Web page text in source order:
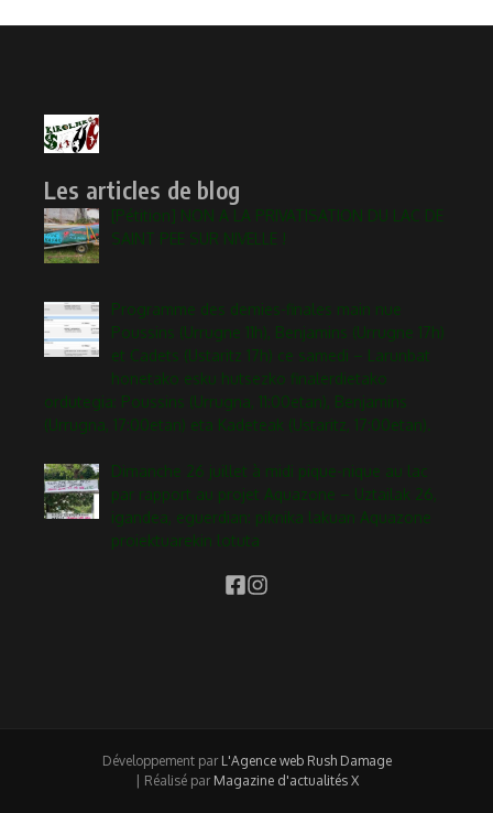
Les articles de blog
[Pétition] NON A LA PRIVATISATION DU LAC DE
SAINT PEE SUR NIVELLE !
Programme des demies-finales main nue
Poussins (Urrugne 11h), Benjamins (Urrugne 17h)
et Cadets (Ustaritz 17h) ce samedi – Larunbat
honetako esku hutsezko finalerdietako
ordutegia: Poussins (Urrugna, 11:00etan), Benjamins
(Urrugna, 17:00etan) eta Kadeteak (Ustaritz, 17:00etan).
Dimanche 26 juillet à midi pique-nique au lac
par rapport au projet Aquazone – Uztailak 26,
igandea, eguerdian: piknika lakuan Aquazone
proiektuarekin lotuta
Développement par L'Agence web Rush Damage
| Réalisé par Magazine d'actualités X